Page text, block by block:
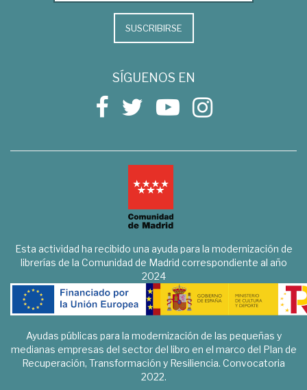
SUSCRIBIRSE
SÍGUENOS EN
Esta actividad ha recibido una ayuda para la modernización de
librerías de la Comunidad de Madrid correspondiente al año
2024
Ayudas públicas para la modernización de las pequeñas y
medianas empresas del sector del libro en el marco del Plan de
Recuperación, Transformación y Resiliencia. Convocatoria
2022.